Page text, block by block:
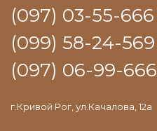
(097) 03-55-666
(099) 58-24-569
(097) 06-99-666
г.Кривой Рог, ул.Качалова, 12а